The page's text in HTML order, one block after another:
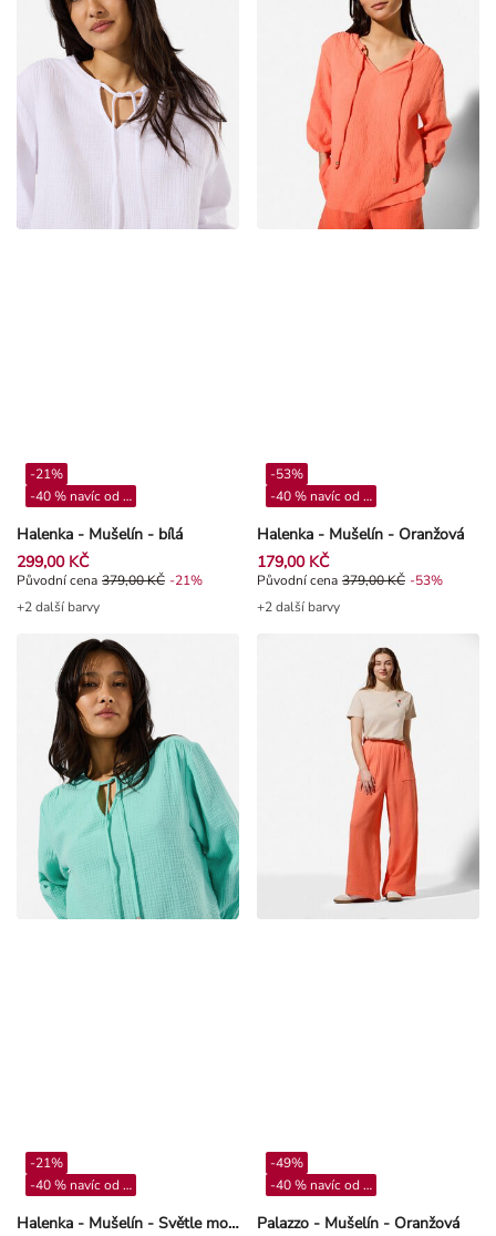
Halenka - Mušelín - bílá
-21%
-40 % navíc od 4**
299,00 KČ
Původní cena 379,00 Kč, Sleva -21%
Původní cena 379,00 KČ -21%
+2 další barvy
Halenka - Mušelín - Oranžová
-53%
-40 % navíc od 4**
179,00 KČ
Původní cena 379,00 Kč, Sleva -
Původní cena 379,00 KČ -53%
+2 další barvy
Halenka - Mušelín - Světle modrá
-21%
-40 % navíc od 4**
Palazzo - Mušelín - Oranžová
-49%
-40 % navíc od 4**